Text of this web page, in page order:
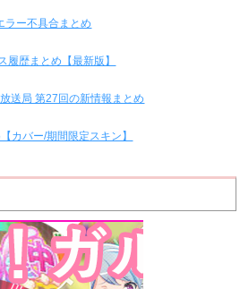
ラー不具合まとめ
履歴まとめ【最新版】
送局 第27回の新情報まとめ
カバー/期間限定スキン】